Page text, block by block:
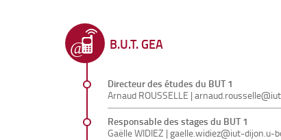
B.U.T. GEA
Directeur des études du BUT 1
Arnaud ROUSSELLE |
Responsable des stages du BUT 1
Gaëlle WIDIEZ | gaelle.widiez@iut-dijon.u-